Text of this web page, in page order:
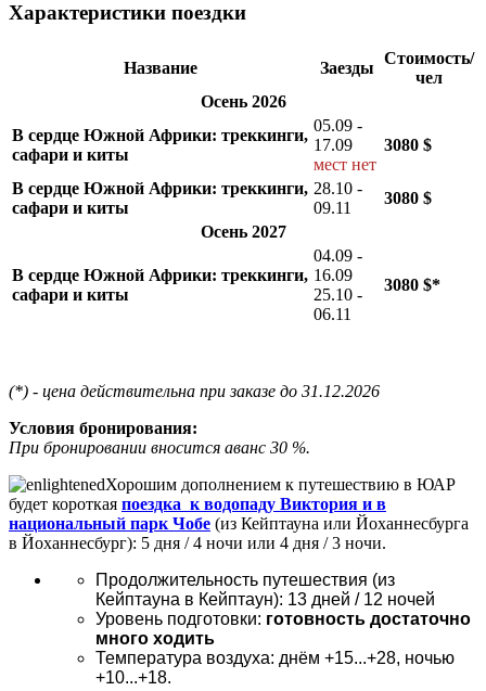
Характеристики поездки
Название Заезды
Стоимость/
чел
Осень 2026
В сердце Южной Африки: треккинги,
сафари и киты
05.09 -
17.09
мест нет
3080 $
В сердце Южной Африки: треккинги,
сафари и киты
28.10 -
09.11
3080 $
Осень 2027
В сердце Южной Африки: треккинги,
сафари и киты
04.09 -
16.09
25.10 -
06.11
3080 $*
(*) - цена действительна при заказе до 31.12.2026
Условия бронирования:
При бронировании вносится аванс 30 %.
Хорошим дополнением к путешествию в ЮАР
будет короткая поездка к водопаду Виктория и в
национальный парк Чобе (из Кейптауна или Йоханнесбурга
в Йоханнесбург): 5 дня / 4 ночи или 4 дня / 3 ночи.
Продолжительность путешествия (из
Кейптауна в Кейптаун): 13 дней / 12 ночей
Уровень подготовки: готовность достаточно
много ходить
Температура воздуха: днём +15...+28, ночью
+10...+18.